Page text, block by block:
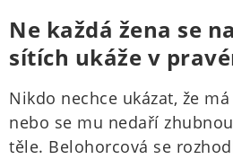
Ne každá žena se
sítích ukáže v
Nikdo nechce ukázat, že
nebo se mu nedaří
těle. Belohorcová se